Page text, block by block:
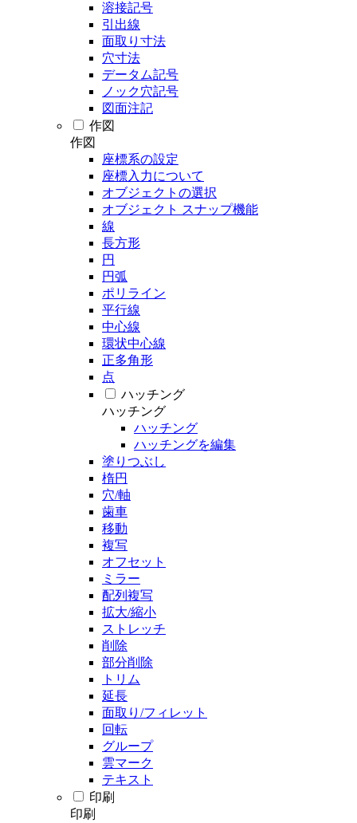
溶接記号
引出線
面取り寸法
穴寸法
データム記号
ノック穴記号
図面注記
作図
作図
座標系の設定
座標入力について
オブジェクトの選択
オブジェクト スナップ機能
線
長方形
円
円弧
ポリライン
平行線
中心線
環状中心線
正多角形
点
ハッチング
ハッチング
ハッチング
ハッチングを編集
塗りつぶし
楕円
穴/軸
歯車
移動
複写
オフセット
ミラー
配列複写
拡大/縮小
ストレッチ
削除
部分削除
トリム
延長
面取り/フィレット
回転
グループ
雲マーク
テキスト
印刷
印刷